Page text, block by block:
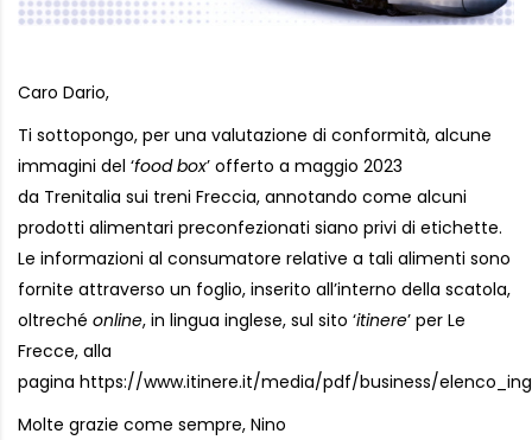
Caro Dario,
Ti sottopongo, per una valutazione di conformità, alcune
immagini del ‘food box’ offerto a maggio 2023
da Trenitalia sui treni Freccia, annotando come alcuni
prodotti alimentari preconfezionati siano privi di etichette.
Le informazioni al consumatore relative a tali alimenti sono
fornite attraverso un foglio, inserito all’interno della scatola,
oltreché online, in lingua inglese, sul sito ‘itinere’ per Le
Frecce, alla
pagina https://www.itinere.it/media/pdf/business/
Molte grazie come sempre, Nino